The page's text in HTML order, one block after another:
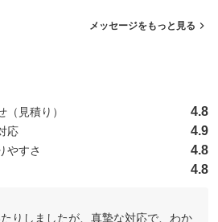
メッセージをもっと見る
点中）
（見積り） 4.8
応 4.9
やすさ 4.8
4.8
りしましたが、真摯な対応で、わか